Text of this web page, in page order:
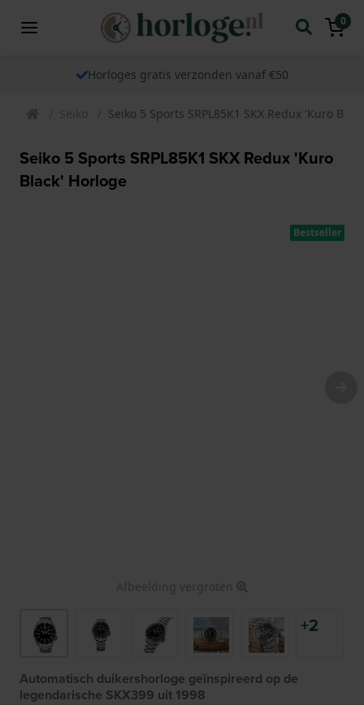
0
Horloges gratis verzonden vanaf €50
Seiko Seiko 5 Sports SRPL85K1 SKX Redux 'Kuro
Seiko 5 Sports SRPL85K1 SKX Redux 'Kuro
Black' Horloge
Bestseller
Afbeelding vergroten
+2
Automatisch duikershorloge geïnspireerd op de
legendarische SKX399 uit 1998